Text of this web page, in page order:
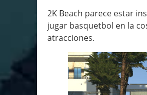
2K Beach parece estar
jugar basquetbol en la
atracciones.